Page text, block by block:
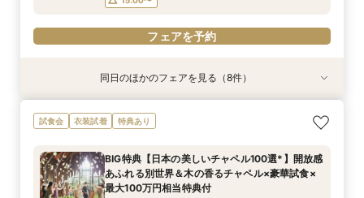
フェアを予約
衣装試着 特典あり
8/22(土)
【スペシャルナイトフェア*】光×木のチャペル×
豪華試食♪最大100万円特典付☆
17:00〜 18:00〜
特典あり
8/22(土)
【1件目限定】100万円特典付×話題の新結婚式ス
タイル相談会
9:00〜
10:00〜
12:30〜
14:00〜
特典あり
8/22(土)
【2件目以降の方へ】気になるところだけ！90分
クイックフェア
9:00〜
10:00〜
12:30〜
14:00〜
特典あり
8/22(土)
【和と洋も両方叶う】木のチャペル×四季彩る美
食空間☆
9:00〜
10:00〜
12:30〜
14:00〜
特典あり
8/22(土)
【2件目からの会場見学】安心見積相談×新結婚
式スタイル紹介
9:00〜
10:00〜
12:30〜
14:00〜
特典あり
8/22(土)
気軽に90分見学♪チャペル×試食×見積ショート
タイムフェア*
9:15〜
10:00〜
14:00〜
15:00〜
特典あり
8/22(土)
【少人数限定】身近な人とお祝いする結婚式＆贅
沢試食相談会
9:00〜
10:00〜
12:30〜
14:00〜
特典あり
8/22(土)
写真は残したい！【フォト婚】衣裳×見積相談
フェア*
9:00〜
10:00〜
15:00〜
16:00〜
同日のほかのフェアを見る（8件）
試食会 衣装試着 特典あり
BIG特典【日本の美しいチャペル100選*】開放感
あふれる別世界＆木の香るチャペル×豪華試食×
最大100万円相当特典付